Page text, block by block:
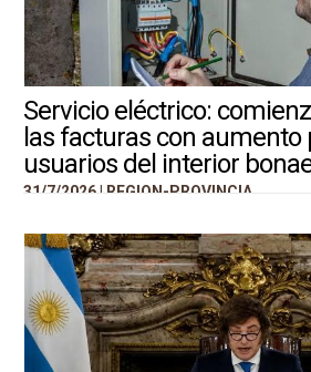
Servicio eléctrico:
las facturas con aumento
usuarios del interior
31/7/2026 | REGION-PROVINCIA